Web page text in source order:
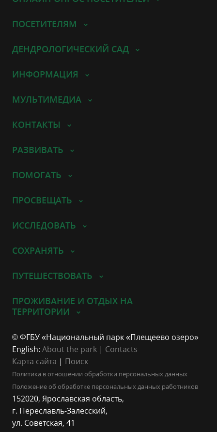
ПОСЕТИТЕЛЯМ
ДЕНДРОЛОГИЧЕСКИЙ САД
ИНФОРМАЦИЯ
МУЛЬТИМЕДИА
КОНТАКТЫ
РАЗВИВАТЬ
ПОМОГАТЬ
ПРОСВЕЩАТЬ
ИССЛЕДОВАТЬ
СОХРАНЯТЬ
ПУТЕШЕСТВОВАТЬ
ПРОЖИВАНИЕ И ОТДЫХ НА
ТЕРРИТОРИИ
© ФГБУ «Национальный парк «Плещеево озеро»
English: About the park | Contacts
Карта сайта | Поиск
Политика в отношении обработки персональных данных
Положение об обработке персональных данных работников
152020, Ярославская область,
г. Переславль-Залесский,
ул. Советская, 41